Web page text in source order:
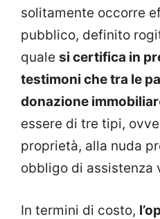
solitamente occorre
pubblico, definito
quale si certifica in
testimoni che tra le
donazione immobiliar
essere di tre tipi,
proprietà, alla nuda
obbligo di assistenza
In termini di costo,